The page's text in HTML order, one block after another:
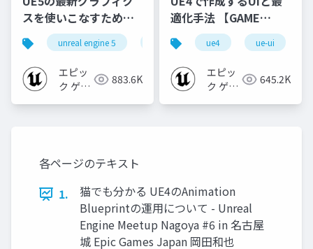
スを使いこなすための4
個の勘所
[CEDEC+KYUSHU
2023]
unreal engine 5 cedec cedec+kyushu
エピッ
ク ゲー
883.6K
適化手法 【GAME
CREATORS
CONFERENCE '20】
ue4 ue-ui
エピッ
ク ゲー
645.2K
各ページのテキスト
1.
猫でも分かる UE4のAnimation
Blueprintの運用について - Unreal
Engine Meetup Nagoya #6 in 名古屋
城 Epic Games Japan 岡田和也